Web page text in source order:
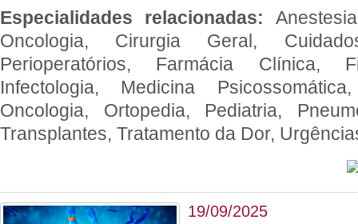
Especialidades relacionadas:
Oncologia, Cirurgia Geral,
Perioperatórios, Farmácia Clínica,
Infectologia, Medicina
Oncologia, Ortopedia, Pediatria,
Transplantes, Tratamento da Dor,
19/09/2025